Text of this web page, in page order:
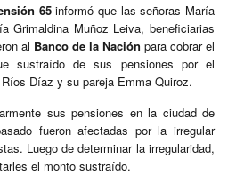
65informó que las señoras María
Grimaldina Muñoz Leiva, beneficiarias
al Banco de la Nación para cobrar el
sustraído de sus pensiones por el
Díaz y su pareja Emma Quiroz.
sus pensiones en la ciudad de
fueron afectadas por la irregular
Luego de determinar la irregularidad,
el monto sustraído.